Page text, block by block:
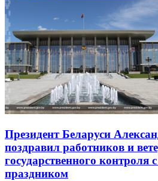
Президент Беларуси
поздравил работников и
государственного контроля
праздником